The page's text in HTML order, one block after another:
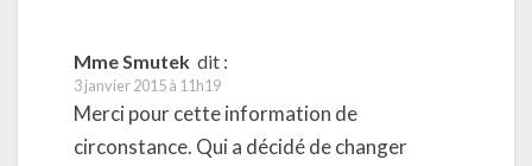
Mme Smutek dit :
3 janvier 2015 à 11h19
Merci pour cette information de
circonstance. Qui a décidé de changer